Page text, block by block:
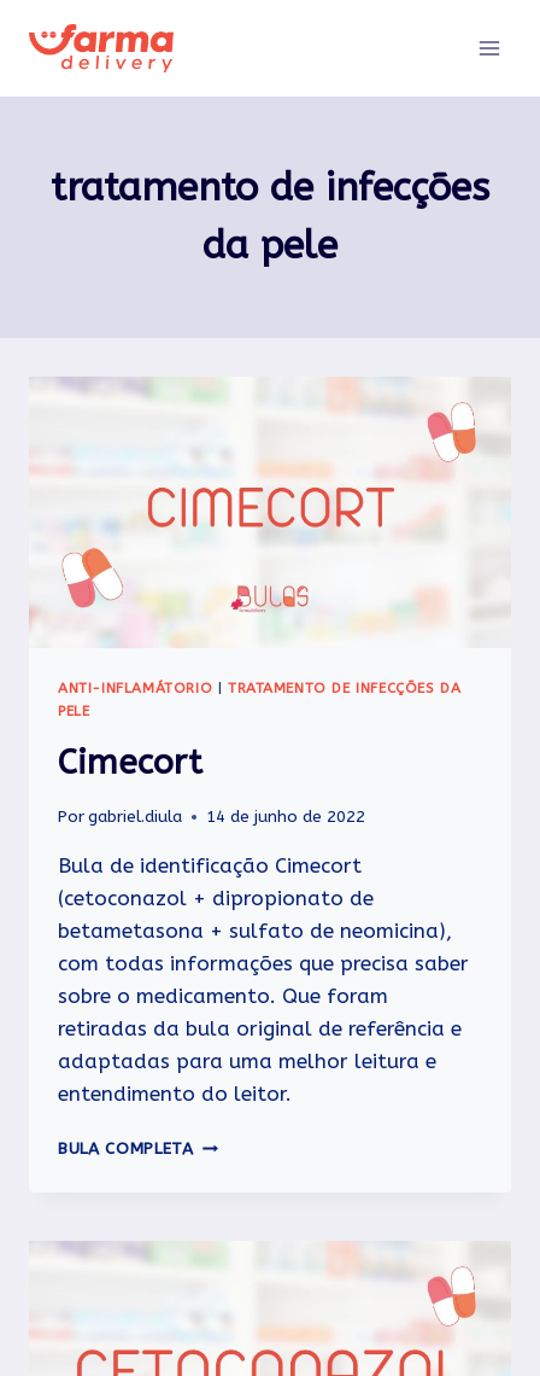
para
tratamento de infecções
da pele
ANTI-INFLAMÁTORIO
TRATAMENTO DE INFECÇÕES DA
PELE
Cimecort
Porgabriel.diula 14 de junho de 2022
Bula de identificação Cimecort
(cetoconazol + dipropionato de
betametasona + sulfato de neomicina),
com todas informações que precisa saber
sobre o medicamento. Que foram
retiradas da bula original de referência e
adaptadas para uma melhor leitura e
entendimento do leitor.
BULA COMPLETA CIMECORT